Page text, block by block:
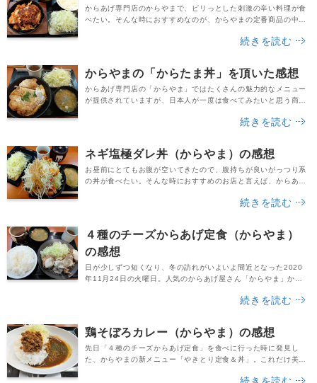
からあげ専門店のからやまで、ピリっとした刺激の辛い料理が食
べたい。そんな時におすすめなのが、からやまの定番商品の中で
判のからあげに唐辛子や玉子を使った特製の赤いソースが乗って
（税込715円）と、千切りキャベツ（税込110円）を...
続きを読む
からやまの「からたま丼」を頂いた感想
からあげ専門店の「からやま」ではたくさんの魅力的なメニュー
が提供されていますが、日本人が一度は食べてみたいと思う商品
大判からあげを玉子でとじて、ご飯とドッキング。まるで「かつ
お目当てに、平日の夕方、最寄のからやまのお店へ行って...
続きを読む
ネギ塩極ダレ丼（からやま）の感想
お昼前にとてもお腹が空いてきたので、腹持ちが良いがっつり系
の丼が食べたい。そんな時におすすめのお店と言えば、からあげ
やロースカツ定食でお馴染みの「かつや」グループが運営してい
もらえますし、ランチタイムの腹ごしらえにぴったりです...
続きを読む
４種のチーズからあげ定食（からやま）
の感想
日が少しずつ短くなり、冬の訪れがいよいよ間近となった2020
年11月24日の火曜日。人気のからあげ屋さん「からやま」から
食」です。からあげは言わずとしれた定番の人気おかずですが、
も気になるメニューですよね。事前に公式サイトでこ...
続きを読む
鶏そぼろカレー（からやま）の感想
先日「４種のチーズからあげ定食」を食べに行った時に発見し
た、からやまの新メニュー「やきとり定食＆丼」。これだけ美味